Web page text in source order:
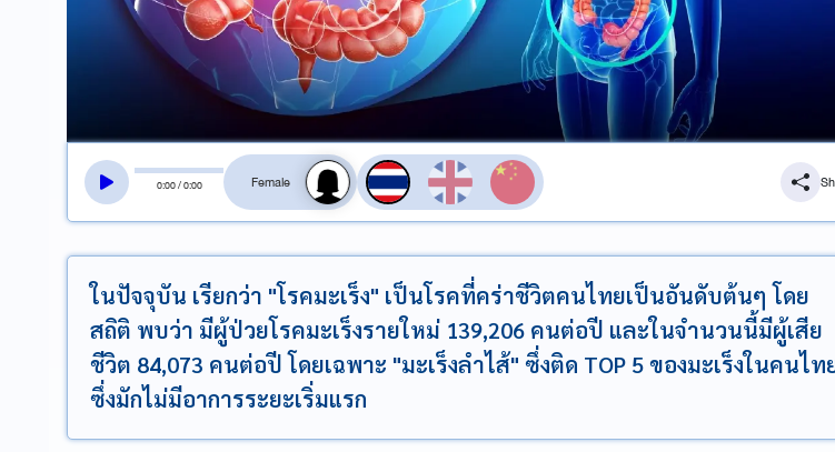
0:00/0:00
สลับเสียงอ่าน
ในปัจจุบัน เรียกว่า "โรคมะเร็ง" เป็นโรคที่คร่าชีวิตคนไทยเป็นอันดับต้นๆ โดย
สถิติ พบว่า มีผู้ป่วยโรคมะเร็งรายใหม่ 139,206 คนต่อปี และในจำนวนนี้มีผู้เสีย
ชีวิต 84,073 คนต่อปี โดยเฉพาะ "มะเร็งลำไส้" ซึ่งติด TOP 5 ของมะเร็งในคนไท
ซึ่งมักไม่มีอาการระยะเริ่มแรก